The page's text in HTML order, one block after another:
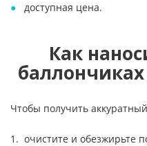
доступная цена.
Как
Чтобы получить
очистите и обезжирьте